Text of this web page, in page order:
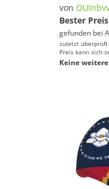
von
Bester Preis
gefunden bei
zuletzt überprüft
Preis kann sich
Keine